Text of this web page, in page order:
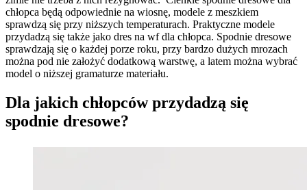
chłopca będą odpowiednie na wiosnę, modele z meszkiem
sprawdzą się przy niższych temperaturach. Praktyczne modele
przydadzą się także jako dres na wf dla chłopca. Spodnie dresowe
sprawdzają się o każdej porze roku, przy bardzo dużych mrozach
można pod nie założyć dodatkową warstwę, a latem można wybrać
model o niższej gramaturze materiału.
Dla jakich chłopców przydadzą się
spodnie dresowe?